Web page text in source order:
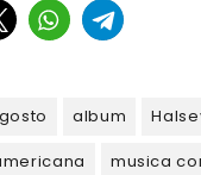
album
musica